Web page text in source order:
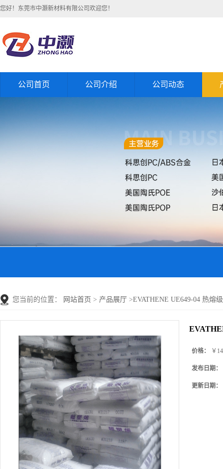
您好！东莞市中灏新材料有限公司欢迎您！
公司首页 公司介绍 公司动态
您当前的位置： 网站首页 > 产品展厅 >EVATHENE UE649-04 热熔
价格： ￥
发布日期：
更新日期：